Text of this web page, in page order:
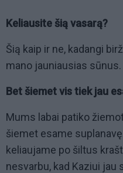
Keliausite šią vasarą?
Šią kaip ir ne, kadangi
mano jauniausias
Bet šiemet vis tiek jau
Mums labai patiko
šiemet esame
keliaujame po šiltus
nesvarbu, kad Kaziui jau